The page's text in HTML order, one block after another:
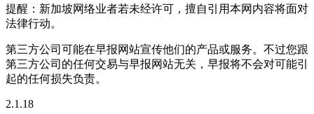
提醒：新加坡网络业者若未经许可，擅自引用本网内容将面对
法律行动。
第三方公司可能在早报网站宣传他们的产品或服务。不过您跟
第三方公司的任何交易与早报网站无关，早报将不会对可能引
起的任何损失负责。
2.1.18